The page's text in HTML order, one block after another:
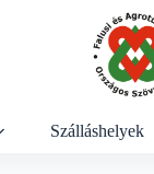
Szálláshelyek